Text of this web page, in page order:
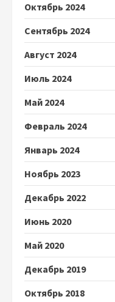
Октябрь 2024
Сентябрь 2024
Август 2024
Июль 2024
Май 2024
Февраль 2024
Январь 2024
Ноябрь 2023
Декабрь 2022
Июнь 2020
Май 2020
Декабрь 2019
Октябрь 2018